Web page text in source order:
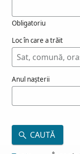
Obligatoriu
Loc în care a trăit
Anul nașterii
CAUTĂ